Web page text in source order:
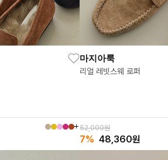
마지아룩
리얼 레빗스웨 로퍼
52,000원
7% 48,360원